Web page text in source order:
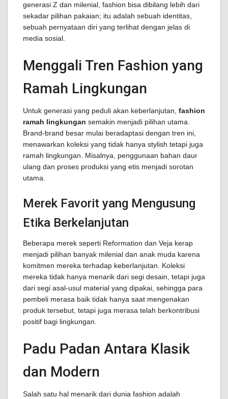
generasi Z dan milenial, fashion bisa dibilang lebih dari
sekadar pilihan pakaian; itu adalah sebuah identitas,
sebuah pernyataan diri yang terlihat dengan jelas di
media sosial.
Menggali Tren Fashion yang
Ramah Lingkungan
Untuk generasi yang peduli akan keberlanjutan, fashion
ramah lingkungan semakin menjadi pilihan utama.
Brand-brand besar mulai beradaptasi dengan tren ini,
menawarkan koleksi yang tidak hanya stylish tetapi juga
ramah lingkungan. Misalnya, penggunaan bahan daur
ulang dan proses produksi yang etis menjadi sorotan
utama.
Merek Favorit yang Mengusung
Etika Berkelanjutan
Beberapa merek seperti Reformation dan Veja kerap
menjadi pilihan banyak milenial dan anak muda karena
komitmen mereka terhadap keberlanjutan. Koleksi
mereka tidak hanya menarik dari segi desain, tetapi juga
dari segi asal-usul material yang dipakai, sehingga para
pembeli merasa baik tidak hanya saat mengenakan
produk tersebut, tetapi juga merasa telah berkontribusi
positif bagi lingkungan.
Padu Padan Antara Klasik
dan Modern
Salah satu hal menarik dari dunia fashion adalah